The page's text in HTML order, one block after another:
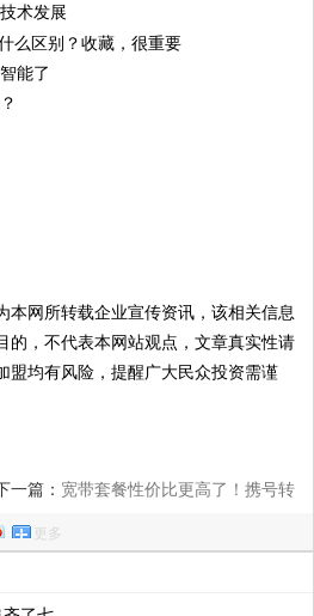
术发展
能了
本网所转载企业宣传资讯，该相关信息
的，不代表本网站观点，文章真实性请
盟均有风险，提醒广大民众投资需谨
一篇： 宽带套餐性价比更高了！携号转
线”后，三大运营商宽带优惠哪家强？!
更多